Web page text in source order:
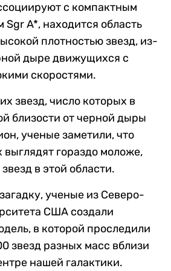
с компактным
A*, находится область
плотностью звезд, из-
дыре движущихся с
скоростями.
звезд, число которых в
близости от черной дыры
ученые заметили, что
выглядят гораздо моложе,
в этой области.
ученые из Северо-
США создали
в которой проследили
звезд разных масс вблизи
нашей галактики.